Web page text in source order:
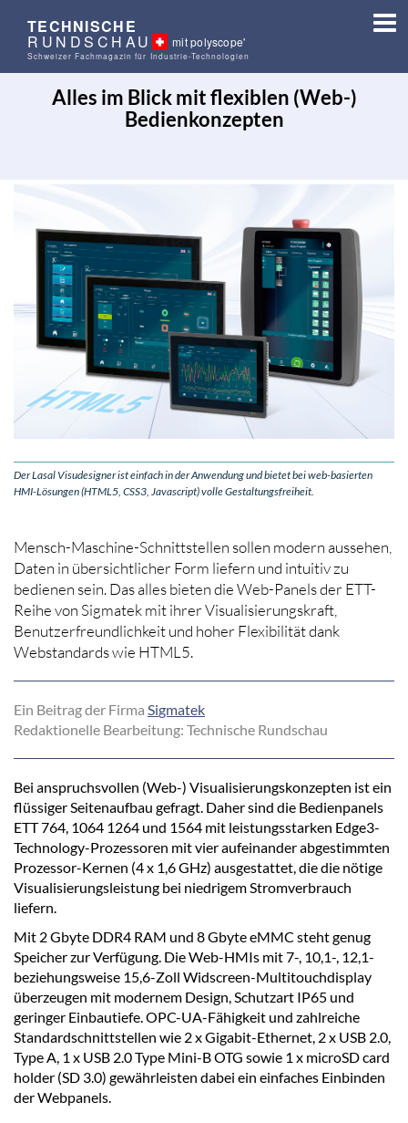
TECHNISCHE
RUNDSCHAU mit polyscope'
Schweizer Fachmagazin für Industrie-Technologien
Alles im Blick mit flexiblen (Web-)
Bedienkonzepten
Der Lasal Visudesigner ist einfach in der Anwendung und bietet bei web-basierten
HMI-Lösungen (HTML5, CSS3, Javascript) volle Gestaltungsfreiheit.
Mensch-Maschine-Schnittstellen sollen modern aussehen,
Daten in übersichtlicher Form liefern und intuitiv zu
bedienen sein. Das alles bieten die Web-Panels der ETT-
Reihe von Sigmatek mit ihrer Visualisierungskraft,
Benutzerfreundlichkeit und hoher Flexibilität dank
Webstandards wie HTML5.
Ein Beitrag der Firma Sigmatek
Redaktionelle Bearbeitung: Technische Rundschau
Bei anspruchsvollen (Web-) Visualisierungskonzepten ist ein
flüssiger Seitenaufbau gefragt. Daher sind die Bedienpanels
ETT 764, 1064 1264 und 1564 mit leistungsstarken Edge3-
Technology-Prozessoren mit vier aufeinander abgestimmten
Prozessor-Kernen (4 x 1,6 GHz) ausgestattet, die die nötige
Visualisierungsleistung bei niedrigem Stromverbrauch
liefern.
Mit 2 Gbyte DDR4 RAM und 8 Gbyte eMMC steht genug
Speicher zur Verfügung. Die Web-HMIs mit 7-, 10,1-, 12,1-
beziehungsweise 15,6-Zoll Widscreen-Multitouchdisplay
überzeugen mit modernem Design, Schutzart IP65 und
geringer Einbautiefe. OPC-UA-Fähigkeit und zahlreiche
Standardschnittstellen wie 2 x Gigabit-Ethernet, 2 x USB 2.0,
Type A, 1 x USB 2.0 Type Mini-B OTG sowie 1 x microSD card
holder (SD 3.0) gewährleisten dabei ein einfaches Einbinden
der Webpanels.